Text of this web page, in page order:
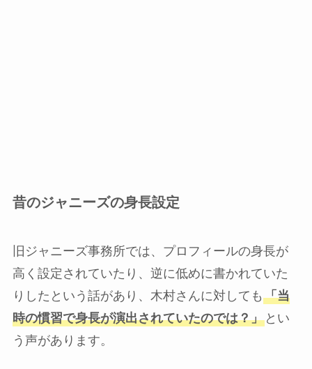
昔のジャニーズの身長設定
旧ジャニーズ事務所では、プロフィールの身長が
高く設定されていたり、逆に低めに書かれていた
りしたという話があり、木村さんに対しても 「当
時の慣習で身長が演出されていたのでは？」とい
う声があります。